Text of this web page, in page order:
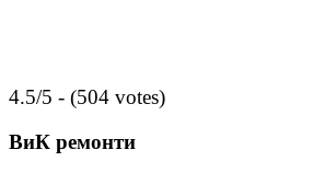
4.5/5 - (504 votes)
ВиК ремонти